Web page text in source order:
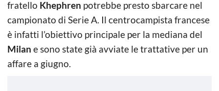
fratello Khephren potrebbe presto sbarcare nel
campionato di Serie A. Il centrocampista francese
è infatti l’obiettivo principale per la mediana del
Milan e sono state già avviate le trattative per un
affare a giugno.